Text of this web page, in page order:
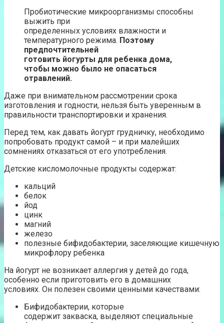
Пробиотические микроорганизмы способны
выжить при
определенных условиях влажности и
температурного режима. Поэтому
предпочтительней
готовить йогурты для ребенка дома,
чтобы можно было не опасаться
отравлений.
Даже при внимательном рассмотрении срока
изготовления и годности, нельзя быть уверенным в
правильности транспортировки и хранения.
Перед тем, как давать йогурт грудничку, необходимо
попробовать продукт самой – и при малейших
сомнениях отказаться от его употребления.
Детские кисломолочные продукты содержат:
кальций
белок
йод
цинк
магний
железо
полезные бифидобактерии, заселяющие кишечную
микрофлору ребенка
На йогурт не возникает аллергия у детей до года,
особенно если приготовить его в домашних
условиях. Он полезен своими ценными качествами:
Бифидобактерии, которые
содержит закваска, выделяют специальные